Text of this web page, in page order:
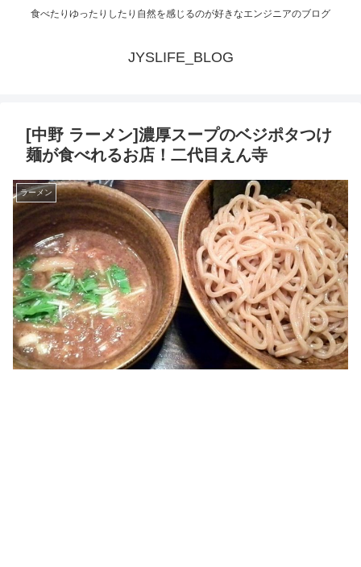
食べたりゆったりしたり自然を感じるのが好きなエンジニアのブログ
JYSLIFE_BLOG
[中野 ラーメン]濃厚スープのベジポタつけ
麺が食べれるお店！二代目えん寺
ラーメン